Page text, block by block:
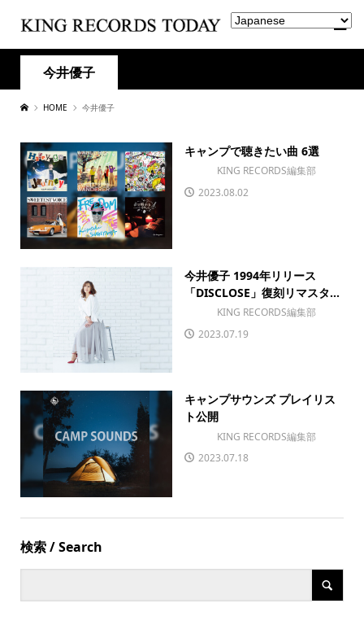
今井優子
HOME 今井優子
キャンプで聴きたい曲 6選
KING RECORDS編集部
2023.08.02
今井優子 1994年リリース
「DISCLOSE」復刻リマスタ...
KING RECORDS編集部
2023.07.19
キャンプサウンズ プレイリス
ト公開
KING RECORDS編集部
2023.07.18
検索 / Search